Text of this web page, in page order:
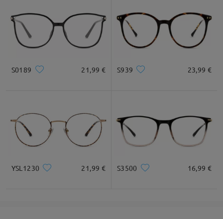
S0189 21,99 € S939 23,99 €
YSL1230 21,99 € S3500 16,99 €